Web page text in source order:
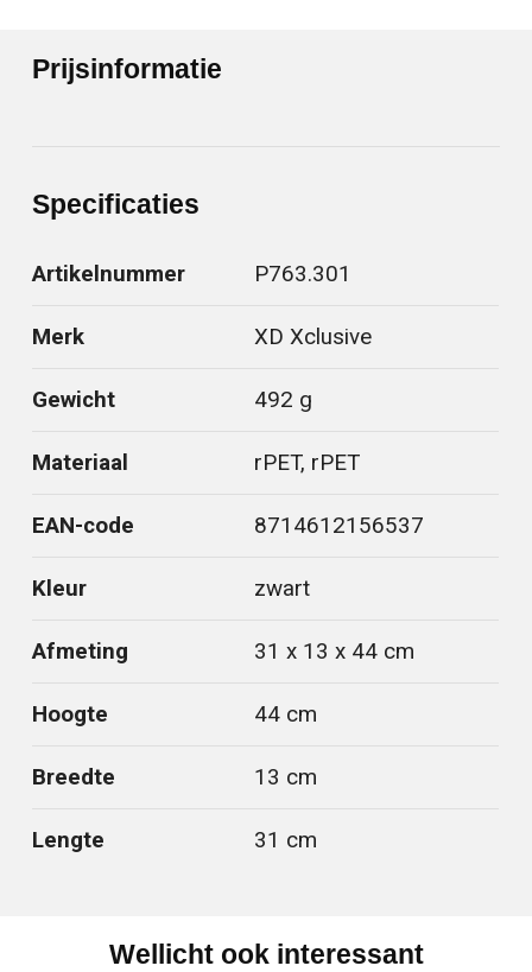
Prijsinformatie
Specificaties
Artikelnummer P763.301
Merk XD Xclusive
Gewicht 492 g
Materiaal rPET, rPET
EAN-code 8714612156537
Kleur zwart
Afmeting 31 x 13 x 44 cm
Hoogte 44 cm
Breedte 13 cm
Lengte 31 cm
Wellicht ook interessant